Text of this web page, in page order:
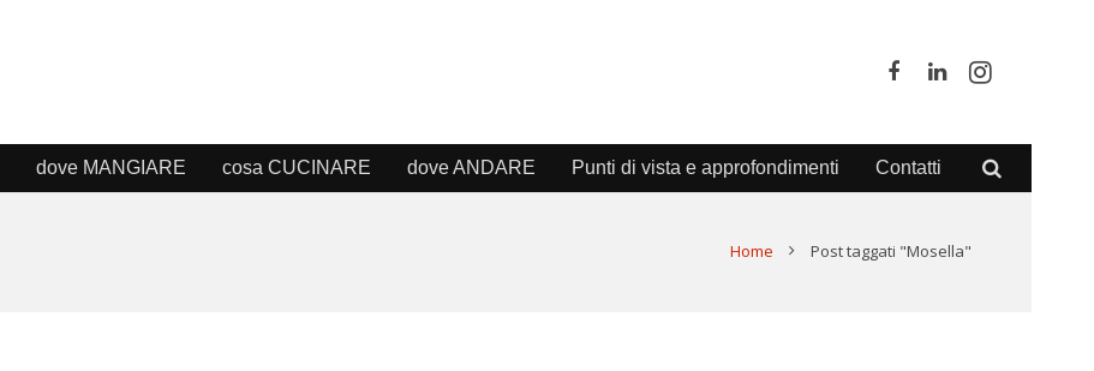
dove MANGIARE cosa CUCINARE dove ANDARE Punti di vista e approfondimenti Contatti
Home Post taggati "Mosella"